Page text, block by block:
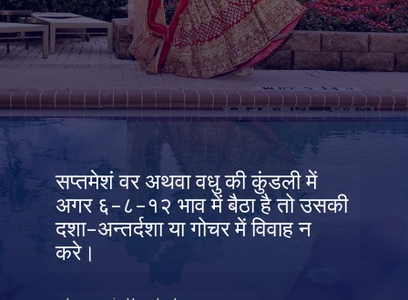
सप्तमेशं वर अथवा वधु की कुंडली में
अगर ६-८-१२ भाव में बैठा है तो उसकी
दशा-अन्तर्दशा या गोचर में विवाह न
करे।